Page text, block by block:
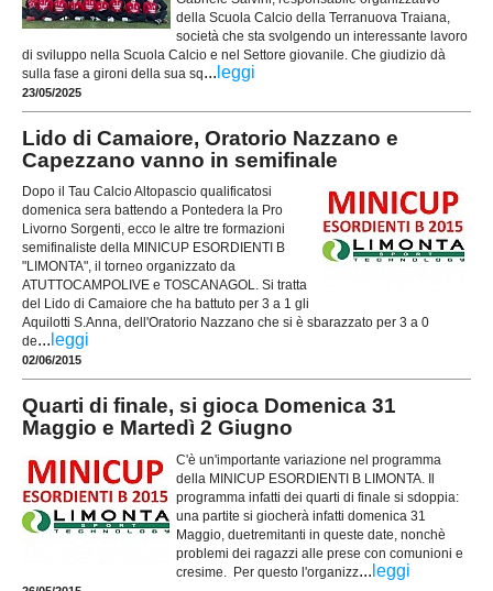
della Scuola Calcio della Terranuova Traiana,
società che sta svolgendo un interessante lavoro
di sviluppo nella Scuola Calcio e nel Settore giovanile. Che giudizio dà
sulla fase a gironi della sua sq... leggi
23/05/2025
Lido di Camaiore, Oratorio Nazzano e
Capezzano vanno in semifinale
Dopo il Tau Calcio Altopascio qualificatosi
domenica sera battendo a Pontedera la Pro
Livorno Sorgenti, ecco le altre tre formazioni
semifinaliste della MINICUP ESORDIENTI B
"LIMONTA", il torneo organizzato da
ATUTTOCAMPOLIVE e TOSCANAGOL. Si tratta
del Lido di Camaiore che ha battuto per 3 a 1 gli
Aquilotti S.Anna, dell'Oratorio Nazzano che si è sbarazzato per 3 a 0
de... leggi
02/06/2015
Quarti di finale, si gioca Domenica 31
Maggio e Martedì 2 Giugno
C'è un'importante variazione nel programma
della MINICUP ESORDIENTI B LIMONTA. Il
programma infatti dei quarti di finale si sdoppia:
una partite si giocherà infatti domenica 31
Maggio, duetremitanti in queste date, nonchè
problemi dei ragazzi alle prese con comunioni e
cresime. Per questo l'organizz... leggi